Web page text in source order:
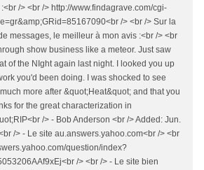
/> <br /> http://www.findagrave.com/cgi-
/> <br /> Sur la
messages, le meilleur à mon avis :<br /> <br
show business like a meteor. Just saw
of the NIght again last night. I looked you up
you'd been doing. I was shocked to see
more after &quot;Heat&quot; and that you
for the great characterization in
/> - Bob Anderson <br /> Added: Jun.
/> - Le site au.answers.yahoo.com<br /> <br
question/index?
/> <br /> - Le site bien